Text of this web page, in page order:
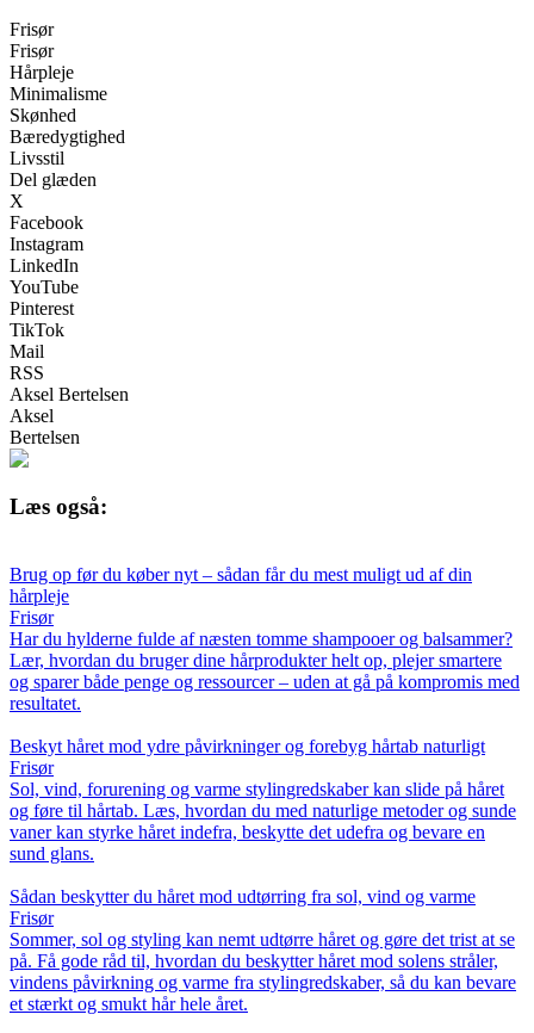
Frisør
Frisør
Hårpleje
Minimalisme
Skønhed
Bæredygtighed
Livsstil
Del glæden
X
Facebook
Instagram
LinkedIn
YouTube
Pinterest
TikTok
Mail
RSS
Aksel Bertelsen
Aksel
Bertelsen
Læs også:
Brug op før du køber nyt – sådan får du mest muligt ud af din
hårpleje
Frisør
Har du hylderne fulde af næsten tomme shampooer og balsammer?
Lær, hvordan du bruger dine hårprodukter helt op, plejer smartere
og sparer både penge og ressourcer – uden at gå på kompromis med
resultatet.
Beskyt håret mod ydre påvirkninger og forebyg hårtab naturligt
Frisør
Sol, vind, forurening og varme stylingredskaber kan slide på håret
og føre til hårtab. Læs, hvordan du med naturlige metoder og sunde
vaner kan styrke håret indefra, beskytte det udefra og bevare en
sund glans.
Sådan beskytter du håret mod udtørring fra sol, vind og varme
Frisør
Sommer, sol og styling kan nemt udtørre håret og gøre det trist at se
på. Få gode råd til, hvordan du beskytter håret mod solens stråler,
vindens påvirkning og varme fra stylingredskaber, så du kan bevare
et stærkt og smukt hår hele året.